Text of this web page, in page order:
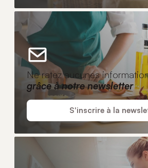
Ne ratez aucunes
grâce à notre newsletter
S'inscrire à la